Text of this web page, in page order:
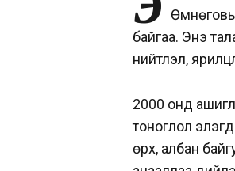
байгаа. Энэ
нийтлэл,
2000 онд
тоноглол
өрх, албан